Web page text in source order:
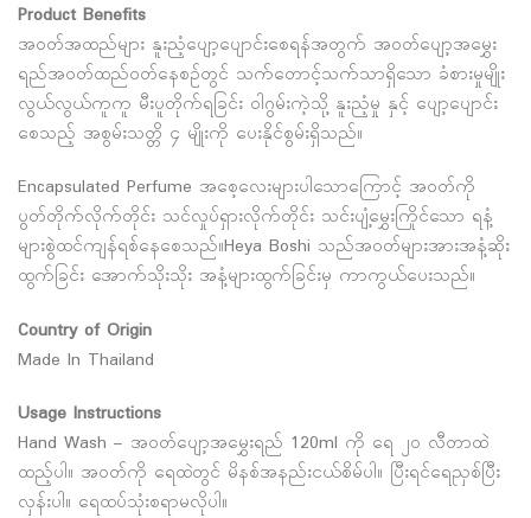
Product Benefits
အဝတ်အထည်များ နူးညံ့ပျော့ပျောင်းစေရန်အတွက် အဝတ်ပျော့အမွှေး
ရည်အဝတ်ထည်ဝတ်နေစဉ်တွင် သက်တောင့်သက်သာရှိသော ခံစားမှုမျိုး
လွယ်လွယ်ကူကူ မီးပူတိုက်ရခြင်း ဝါဂွမ်းကဲ့သို့ နူးညံ့မှု နှင့် ပျော့ပျောင်း
စေသည့် အစွမ်းသတ္တိ ၄ မျိုးကို ပေးနိုင်စွမ်းရှိသည်။
Encapsulated Perfume အစေ့လေးများပါသောကြောင့် အဝတ်ကို
ပွတ်တိုက်လိုက်တိုင်း သင်လှုပ်ရှားလိုက်တိုင်း သင်းပျံ့မွှေးကြိုင်သော ရနံ့
များစွဲထင်ကျန်ရစ်နေစေသည်။Heya Boshi သည်အဝတ်များအားအနံ့ဆိုး
ထွက်ခြင်း အောက်သိုးသိုး အနံ့များထွက်ခြင်းမှ ကာကွယ်ပေးသည်။
Country of Origin
Made In Thailand
Usage Instructions
Hand Wash – အဝတ်ပျော့အမွှေးရည် 120ml ကို ရေ ၂၀ လီတာထဲ
ထည့်ပါ။ အဝတ်ကို ရေထဲတွင် မိနစ်အနည်းငယ်စိမ်ပါ။ ပြီးရင်ရေညှစ်ပြီး
လှန်းပါ။ ရေထပ်သုံးစရာမလိုပါ။